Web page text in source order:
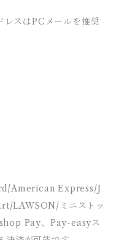
レスはPCメールを推奨
American Express/J
LAWSON/ミニストッ
Pay、Pay-easyス